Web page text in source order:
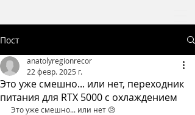
Пост
Это уже смешно... или нет, переходник
питания для RTX 5000 с охлаждением
anatolyregionrecor
22 февр. 2025 г.
Это уже смешно... или нет 😥